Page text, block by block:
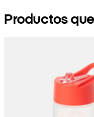
Productos